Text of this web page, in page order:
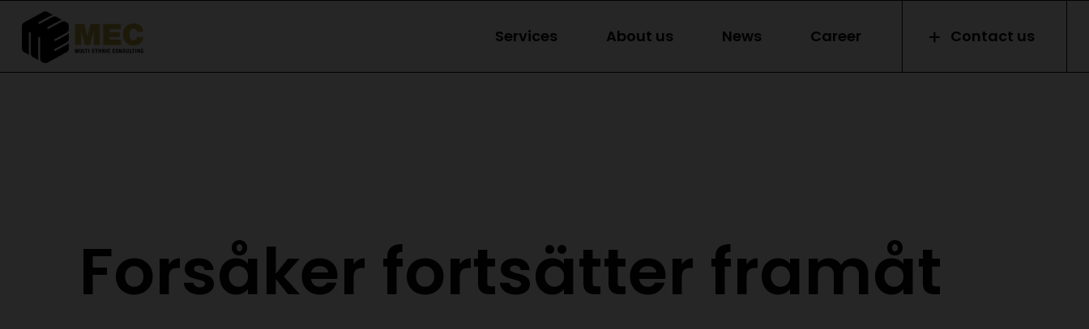
Services About us News Career Contact us
Forsåker fortsätter framåt